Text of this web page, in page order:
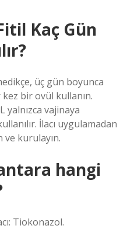
Kaç Gün
üç gün boyunca
bir ovül kullanın.
yalnızca vajinaya
İlacı uygulamadan
ve kurulayın.
hangi
Tiokonazol.